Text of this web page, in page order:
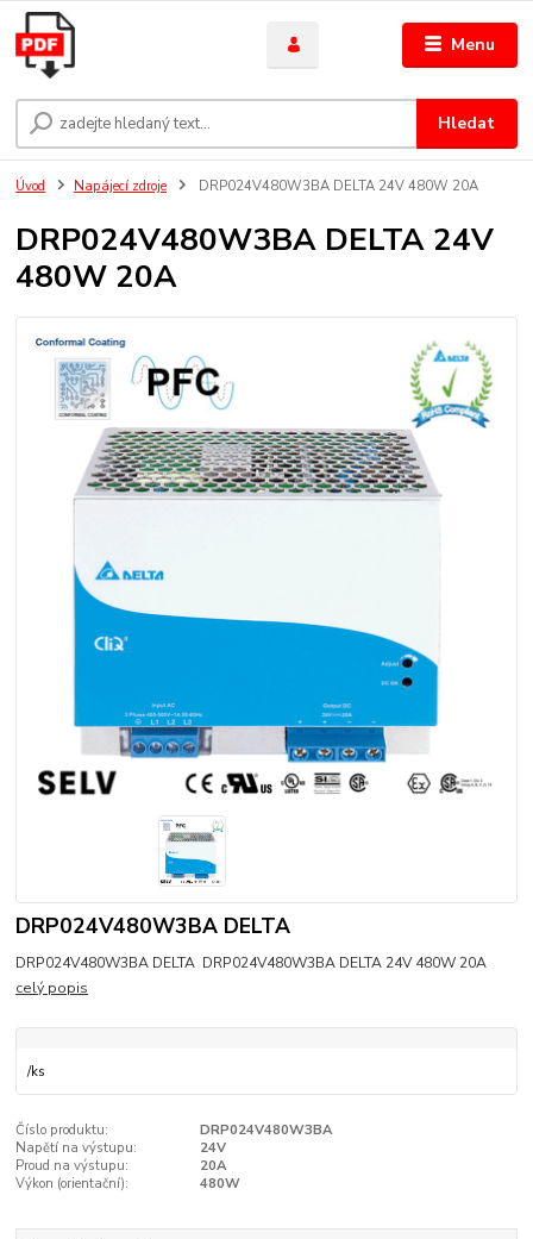
Menu
Hledat
Úvod Napájecí zdroje DRP024V480W3BA DELTA 24V 480W 20A
DRP024V480W3BA DELTA 24V
480W 20A
DRP024V480W3BA DELTA
DRP024V480W3BA DELTA DRP024V480W3BA DELTA 24V 480W 20A
celý popis
/ks
Číslo produktu:
DRP024V480W3BA
Napětí na výstupu:
24V
Proud na výstupu:
20A
Výkon (orientační):
480W